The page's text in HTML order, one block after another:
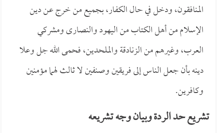
المنافقون، ودخل في حال الكفار، بجميع من خرج عن دين
الإسلام من أهل الكتاب من اليهود والنصارى ومشركي
العرب، وغيرهم من الزنادقة والملحدين، فحمى الله جل وعلا
دينه بأن جعل الناس إلى فريقين وصنفين لا ثالث لهما مؤمنين
وكافرين.
تشريع حد الردة وبيان وجه تشريعه